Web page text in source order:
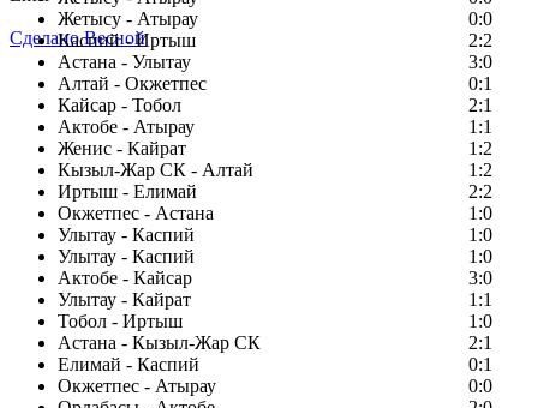
Жетысу - Атырау
0:0
Каспий - Иртыш
2:2
Астана - Улытау
3:0
Алтай - Окжетпес
0:1
Кайсар - Тобол
2:1
Актобе - Атырау
1:1
Женис - Кайрат
1:2
Кызыл-Жар СК - Алтай
1:2
Иртыш - Елимай
2:2
Окжетпес - Астана
1:0
Улытау - Каспий
1:0
Улытау - Каспий
1:0
Актобе - Кайсар
3:0
Улытау - Кайрат
1:1
Тобол - Иртыш
1:0
Астана - Кызыл-Жар СК
2:1
Елимай - Каспий
0:1
Окжетпес - Атырау
0:0
Сделано Весной